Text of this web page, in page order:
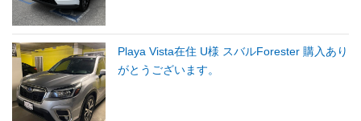
Playa Vista在住 U様 スバルForester 購入あり
がとうございます。